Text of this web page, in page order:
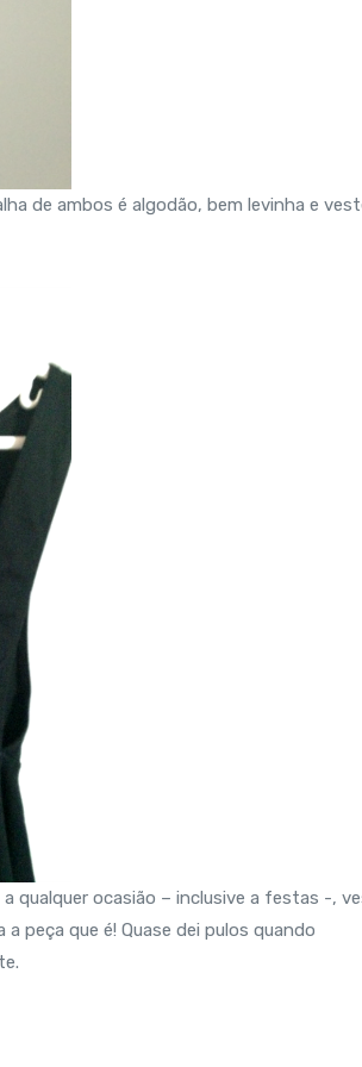
de ambos é algodão, bem levinha e
qualquer ocasião – inclusive a festas -,
peça que é! Quase dei pulos quando